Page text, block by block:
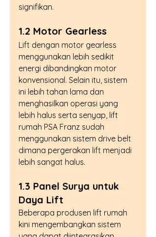
signifikan.
1.2 Motor Gearless
Lift dengan motor gearless
menggunakan lebih sedikit
energi dibandingkan motor
konvensional. Selain itu, sistem
ini lebih tahan lama dan
menghasilkan operasi yang
lebih halus serta senyap, lift
rumah PSA Franz sudah
menggunakan sistem drive belt
dimana pergerakan lift menjadi
lebih sangat halus.
1.3 Panel Surya untuk
Daya Lift
Beberapa produsen lift rumah
kini mengembangkan sistem